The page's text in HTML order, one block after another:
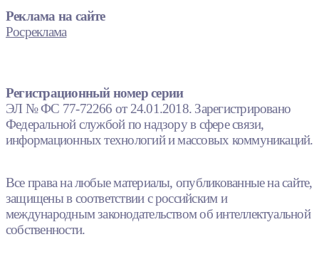
Реклама на сайте
Росреклама
Регистрационный номер серии
ЭЛ № ФС 77-72266 от 24.01.2018. Зарегистрировано
Федеральной службой по надзору в сфере связи,
информационных технологий и массовых коммуникаций.
Все права на любые материалы, опубликованные на сайте,
защищены в соответствии с российским и
международным законодательством об интеллектуальной
собственности.